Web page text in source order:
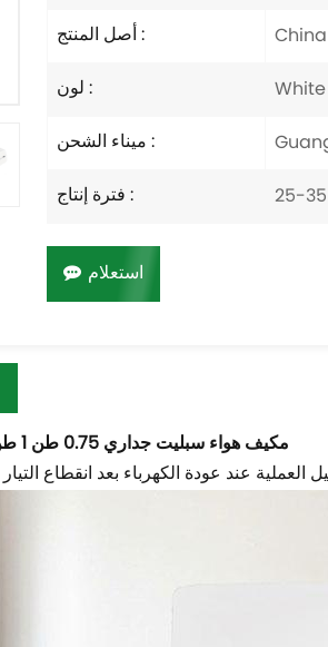
أصل المنتج :
China
لون :
White
ميناء الشحن :
فترة إنتاج :
25-
استعلام
مكيف هواء سبليت جداري 0.75 طن 1 طن 1.5 طن